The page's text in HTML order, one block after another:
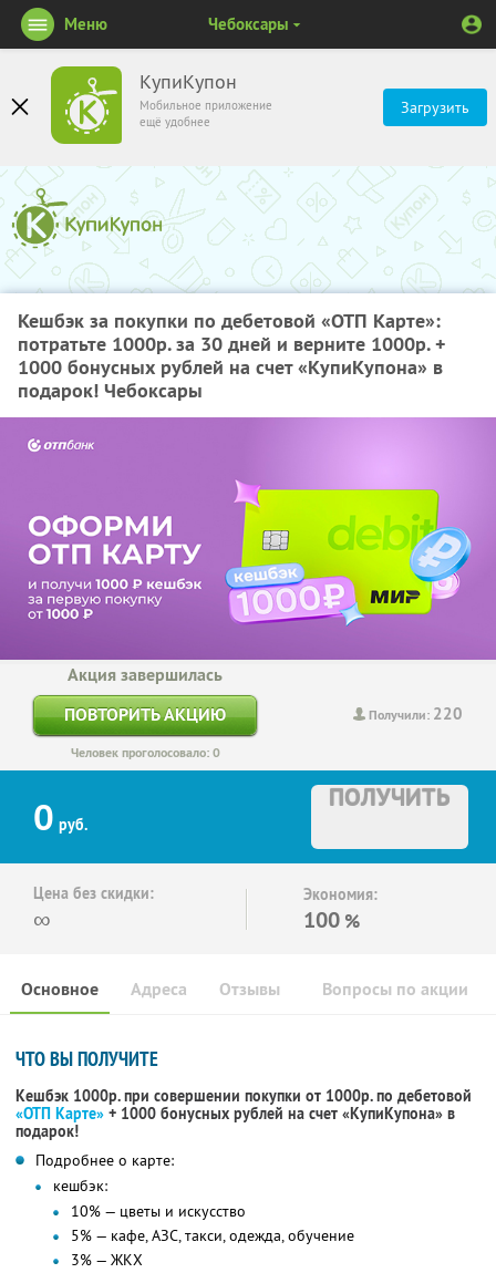
КупиКупон
Мобильное приложение
ещё удобнее
Загрузить
Меню Чебоксары
Кешбэк за покупки по дебетовой «ОТП Карте»:
потратьте 1000р. за 30 дней и верните 1000р. +
1000 бонусных рублей на счет «КупиКупона» в
подарок! Чебоксары
Получили: 220
Акция завершилась
ПОВТОРИТЬ АКЦИЮ
Человек проголосовало: 0
0 руб.
ПОЛУЧИТЬ
Цена без скидки:
∞
Экономия:
100 %
Основное Отзывы Вопросы по акции
Адреса
ЧТО ВЫ ПОЛУЧИТЕ
Кешбэк 1000р. при совершении покупки от 1000р. по дебетовой
«ОТП Карте» + 1000 бонусных рублей на счет «КупиКупона» в
подарок!
Подробнее о карте:
кешбэк:
10% — цветы и искусство
5% — кафе, АЗС, такси, одежда, обучение
3% — ЖКХ